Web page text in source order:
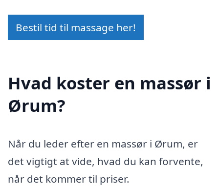
Bestil tid til massage her!
Hvad koster en massør i
Ørum?
Når du leder efter en massør i Ørum, er
det vigtigt at vide, hvad du kan forvente,
når det kommer til priser.